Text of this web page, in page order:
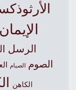
الإيمان
الرسل
الصوم الصيام
الكاهن